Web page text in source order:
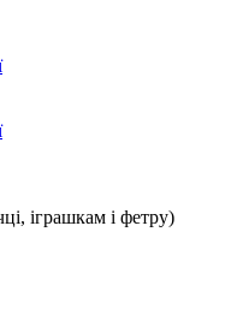
іграшкам і фетру)